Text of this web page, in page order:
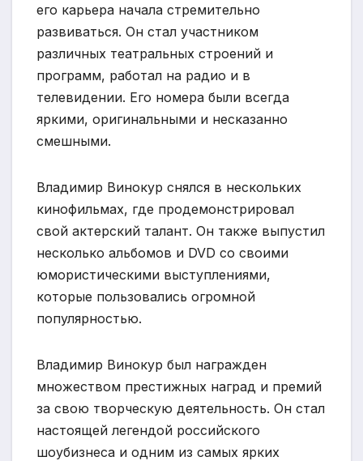
его карьера начала стремительно
развиваться. Он стал участником
различных театральных строений и
программ, работал на радио и в
телевидении. Его номера были всегда
яркими, оригинальными и несказанно
смешными.
Владимир Винокур снялся в нескольких
кинофильмах, где продемонстрировал
свой актерский талант. Он также выпустил
несколько альбомов и DVD со своими
юмористическими выступлениями,
которые пользовались огромной
популярностью.
Владимир Винокур был награжден
множеством престижных наград и премий
за свою творческую деятельность. Он стал
настоящей легендой российского
шоубизнеса и одним из самых ярких